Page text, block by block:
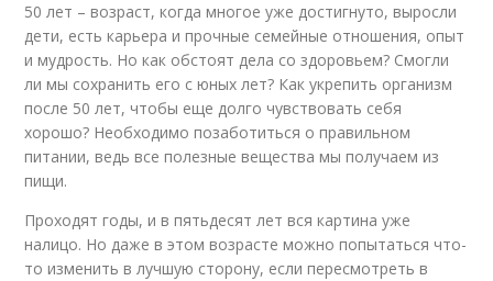
50 лет – возраст, когда многое уже достигнуто, выросли
дети, есть карьера и прочные семейные отношения, опыт
и мудрость. Но как обстоят дела со здоровьем? Смогли
ли мы сохранить его с юных лет? Как укрепить организм
после 50 лет, чтобы еще долго чувствовать себя
хорошо? Необходимо позаботиться о правильном
питании, ведь все полезные вещества мы получаем из
пищи.
Проходят годы, и в пятьдесят лет вся картина уже
налицо. Но даже в этом возрасте можно попытаться что-
то изменить в лучшую сторону, если пересмотреть в